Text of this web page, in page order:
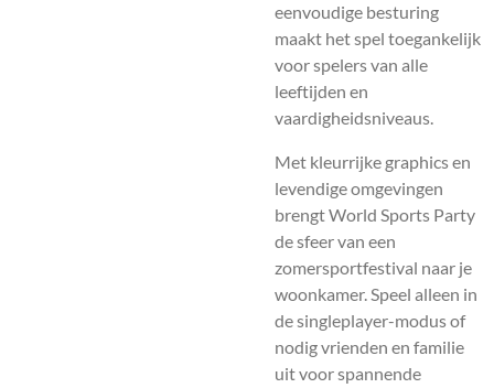
eenvoudige besturing
maakt het spel toegankelijk
voor spelers van alle
leeftijden en
vaardigheidsniveaus.
Met kleurrijke graphics en
levendige omgevingen
brengt World Sports Party
de sfeer van een
zomersportfestival naar je
woonkamer. Speel alleen in
de singleplayer-modus of
nodig vrienden en familie
uit voor spannende